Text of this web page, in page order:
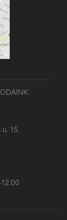
u. 15.
12:00